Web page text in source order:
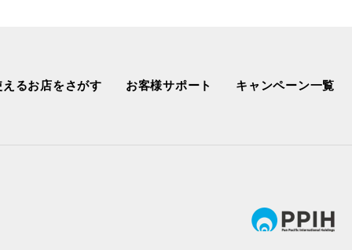
えるお店をさがす お客様サポート キャンペーン一覧